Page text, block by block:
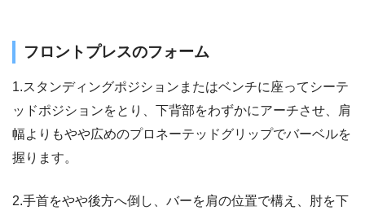
フロントプレスのフォーム
1.スタンディングポジションまたはベンチに座ってシーテ
ッドポジションをとり、下背部をわずかにアーチさせ、肩
幅よりもやや広めのプロネーテッドグリップでバーベルを
握ります。
2.手首をやや後方へ倒し、バーを肩の位置で構え、肘を下